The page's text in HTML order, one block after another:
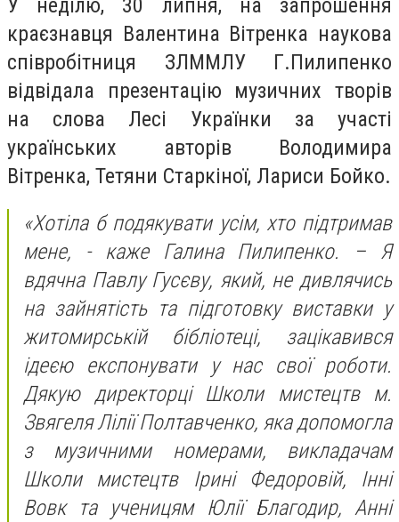
У неділю, 30 липня, на запрошення
краєзнавця Валентина Вітренка наукова
співробітниця ЗЛММЛУ Г.Пилипенко
відвідала презентацію музичних творів
на слова Лесі Українки за участі
українських авторів Володимира
Вітренка, Тетяни Старкіної, Лариси Бойко.
«Хотіла б подякувати усім, хто підтримав
мене, - каже Галина Пилипенко. – Я
вдячна Павлу Гусєву, який, не дивлячись
на зайнятість та підготовку виставки у
житомирській бібліотеці, зацікавився
ідеєю експонувати у нас свої роботи.
Дякую директорці Школи мистецтв м.
Звягеля Лілії Полтавченко, яка допомогла
з музичними номерами, викладачам
Школи мистецтв Ірині Федоровій, Інні
Вовк та ученицям Юлії Благодир, Анні